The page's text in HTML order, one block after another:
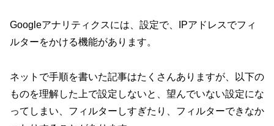
Googleアナリティクスには、設定で、IPアドレスでフィ
ルターをかける機能があります。
ネットで手順を書いた記事はたくさんありますが、以下の
ものを理解した上で設定しないと、望んでいない設定にな
ってしまい、フィルターしすぎたり、フィルターできなか